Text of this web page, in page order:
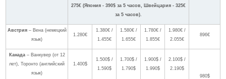
275€ (Япония - 390$ за 5 часов, Швейцария - 325€
за 5 часов).
Австрия – Вена (немецкий
язык)
1.280€
1.380€ /
1.455€
1.580€ /
1.655€
1.780€ /
1.855€
1.980€ /
2.055€
896€
Канада – Ванкувер (от 12
лет), Торонто (английский
язык)
1.400$
1.500$ /
1.590$
1.700$ /
1.790$
1.900$ /
1.990$
2.100$ /
2.190$
980$